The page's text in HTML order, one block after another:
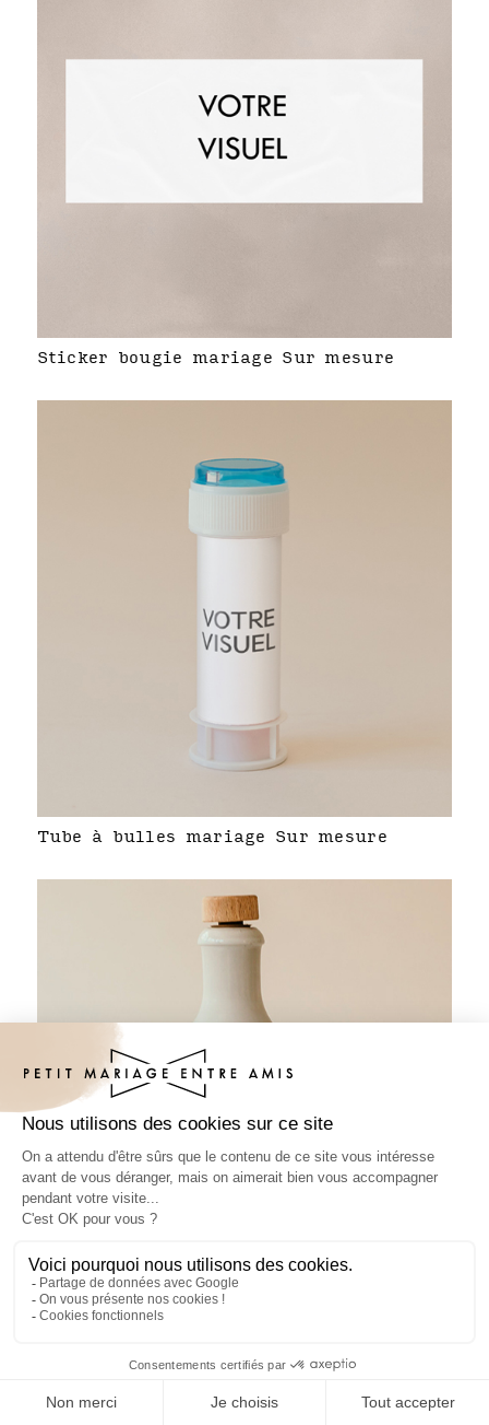
Sticker bougie mariage Sur mesure
Tube à bulles mariage Sur mesure
Sticker bouteille mariage Sur mesure